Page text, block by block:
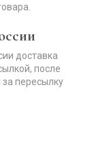
доставка
после
пересылку